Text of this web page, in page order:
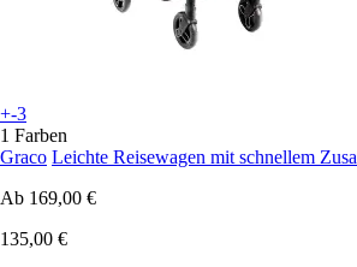
+-3
1 Farben
Graco Leichte Reisewagen mit schnellem
Ab 169,00 €
135,00 €